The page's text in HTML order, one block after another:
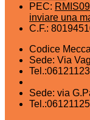
PEC:
inviare una
C.F.:
Codice
Sede: Via
Sede: via